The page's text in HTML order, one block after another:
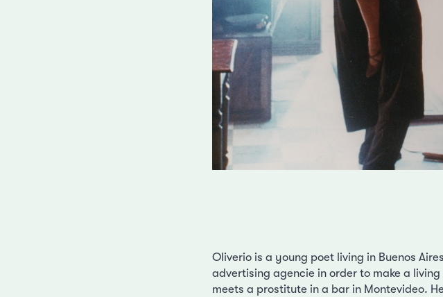
Oliverio is a young poet living in Buenos
advertising agencie in order to make a
meets a prostitute in a bar in Montevideo.